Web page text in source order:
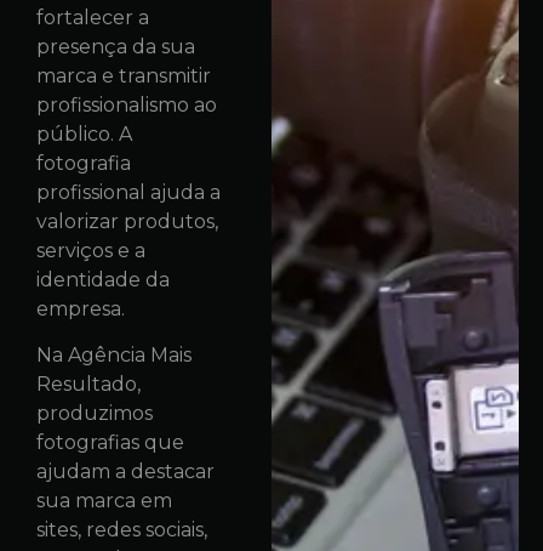
fortalecer a
presença da sua
marca e transmitir
profissionalismo ao
público. A
fotografia
profissional ajuda a
valorizar produtos,
serviços e a
identidade da
empresa.
Na Agência Mais
Resultado,
produzimos
fotografias que
ajudam a destacar
sua marca em
sites, redes sociais,